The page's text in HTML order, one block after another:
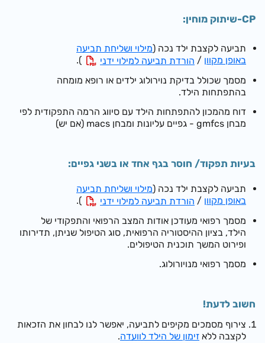
CP-שיתוק מוחין:
תביעה לקצבת ילד נכה (מילוי ושליחת תביעה
באופן מקוון/ הורדת תביעה למילוי ידני
).
מסמך שכולל בדיקת נוירולוג ילדים או רופא מומחה
בהתפתחות הילד.
דוח מהמכון להתפתחות הילד עם סיווג הרמה התפקודית לפי
מבחן gmfcs - גפיים עליונות ומבחן macs (אם יש)
בעיות תפקוד/ חוסר בגף אחד או בשני גפיים:
תביעה לקצבת ילד נכה (מילוי ושליחת תביעה
באופן מקוון/ הורדת תביעה למילוי ידני
).
מסמך רפואי מעודכן אודות המצב הרפואי והתפקודי של
הילד, בציון ההיסטוריה הרפואית, סוג הטיפול שניתן, תדירותו
ופירוט המשך תוכנית הטיפולים.
מסמך רפואי מנויורולוג.
חשוב לדעת!
צירוף מסמכים מקיפים לתביעה, יאפשר לנו לבחון את הזכאות
לקצבה ללאזימון של הילד לוועדה.